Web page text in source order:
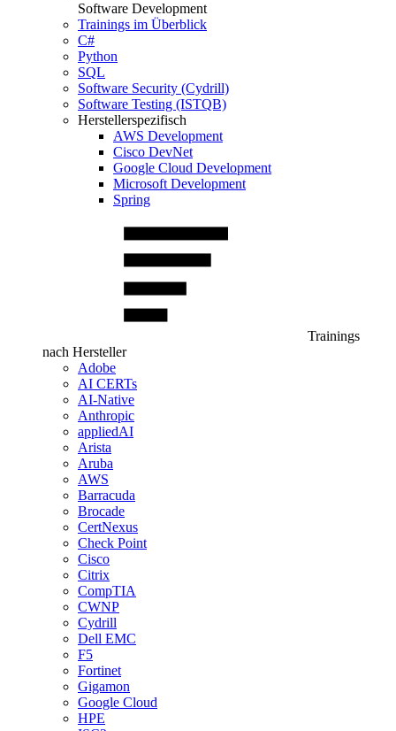
Software Development
Trainings im Überblick
C#
Python
SQL
Software Security (Cydrill)
Software Testing (ISTQB)
Herstellerspezifisch
AWS Development
Cisco DevNet
Google Cloud Development
Microsoft Development
Spring
Trainings
nach Hersteller
Adobe
AI CERTs
AI-Native
Anthropic
appliedAI
Arista
Aruba
AWS
Barracuda
Brocade
CertNexus
Check Point
Cisco
Citrix
CompTIA
CWNP
Cydrill
Dell EMC
F5
Fortinet
Gigamon
Google Cloud
HPE